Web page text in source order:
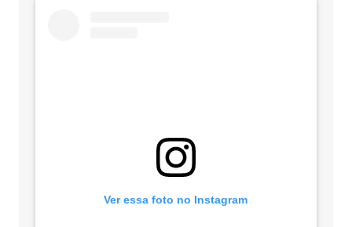
Ver essa foto no Instagram